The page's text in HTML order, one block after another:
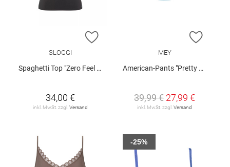
ZUR WUNSCHLISTE HINZUFÜGEN
SLOGGI
Spaghetti Top "Zero Feel 2.0"
34,00 €
inkl. MwSt. zzgl. Versand
ZUR
MEY
American-Pants "Pretty Joan"
39,99 € 27,99 €
inkl. MwSt. zzgl. Versand
-25%